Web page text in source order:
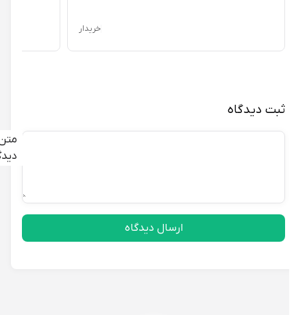
ثبت دیدگاه
متن
دیدگاه
ارسال دیدگاه
خریدار